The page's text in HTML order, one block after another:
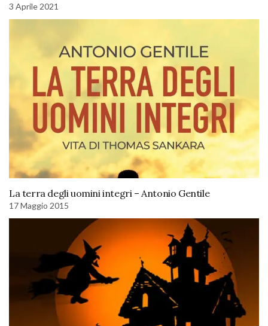
3 Aprile 2021
La terra degli uomini integri – Antonio Gentile
17 Maggio 2015